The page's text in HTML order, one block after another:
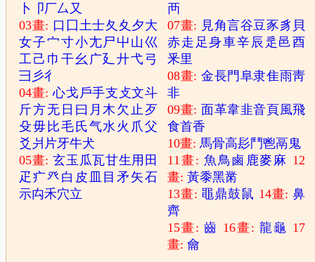
卜
卩厂厶 又
03畫: 口 囗 土士夂 夊 夕大
女子宀寸小尢尸 屮 山巛
工 己 巾 干幺 广廴廾弋弓
彐 彡彳
04畫:心戈 戶手支 攴文斗
斤方无 日 曰 月木 欠止 歹
殳毋 比毛 氏气水 火 爪父
爻 爿 片牙牛犬
05畫:玄玉 瓜瓦甘生用 田
疋 疒癶 白 皮 目矛 矢石
示禸禾穴立
襾
07畫: 見角言谷豆豕豸 貝
赤走 足身車辛辰 辵 邑酉
釆里
08畫: 金長門 阜隶隹雨靑
非
09畫: 面革韋韭音頁風飛
食首香
10畫:馬骨高髟 鬥鬯鬲 鬼
11畫: 魚鳥 鹵 鹿麥 麻 12
畫:黃黍黑黹
13畫: 黽鼎鼓鼠 14畫:鼻
齊
15畫:齒 16畫:龍龜 17
畫:龠